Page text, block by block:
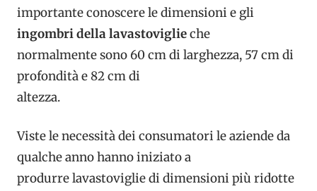
importante conoscere le dimensioni e gli
ingombri della lavastoviglieche
normalmente sono 60 cm di larghezza, 57 cm di
profondità e 82 cm di
altezza.
Viste le necessità dei consumatori le aziende da
qualche anno hanno iniziato a
produrre lavastoviglie di dimensioni più ridotte